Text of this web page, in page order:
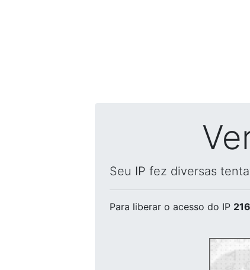
Seu IP fez diversas
Para liberar o acesso do IP